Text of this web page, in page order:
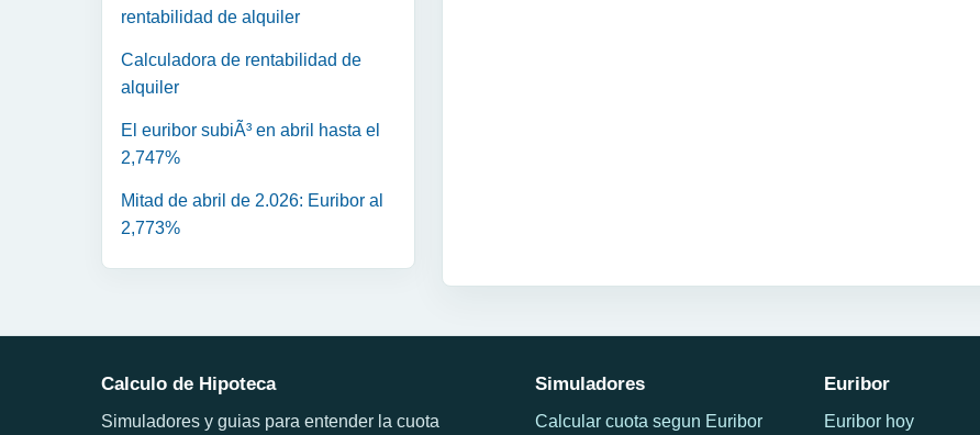
rentabilidad de alquiler
Calculadora de rentabilidad de
alquiler
El euribor subiÃ³ en abril hasta el
2,747%
Mitad de abril de 2.026: Euribor al
2,773%
Calculo de Hipoteca
Simuladores y guias para entender la cuota
Simuladores
Calcular cuota segun Euribor
Euribor
Euribor hoy